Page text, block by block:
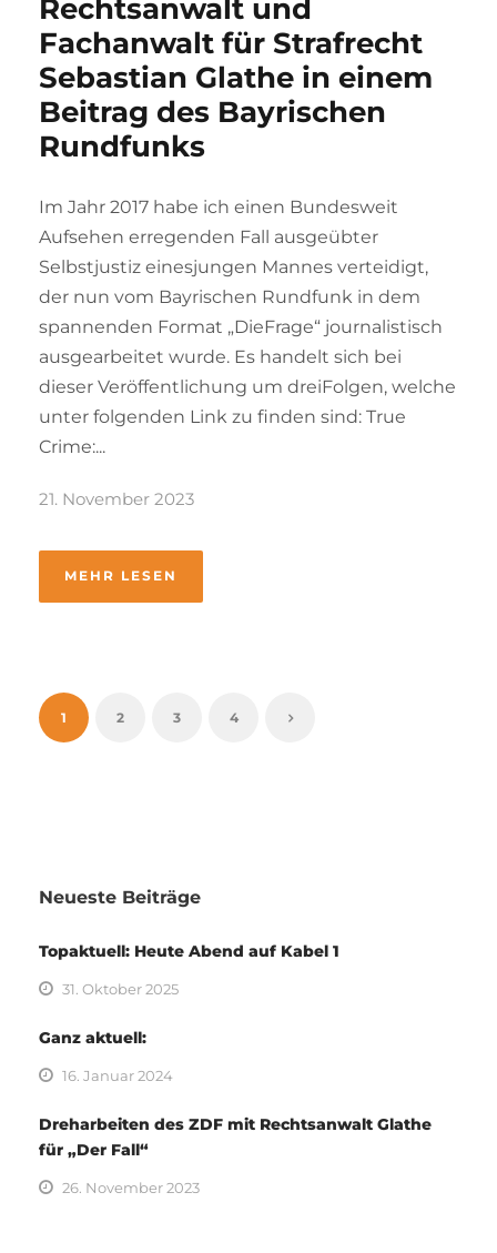
Rechtsanwalt und
Fachanwalt für Strafrecht
Sebastian Glathe in einem
Beitrag des Bayrischen
Rundfunks
Im Jahr 2017 habe ich einen Bundesweit
Aufsehen erregenden Fall ausgeübter
Selbstjustiz einesjungen Mannes verteidigt,
der nun vom Bayrischen Rundfunk in dem
spannenden Format „DieFrage“ journalistisch
ausgearbeitet wurde. Es handelt sich bei
dieser Veröffentlichung um dreiFolgen, welche
unter folgenden Link zu finden sind: True
Crime:...
21. November 2023
MEHR LESEN
1 2 3 4
Neueste Beiträge
Topaktuell: Heute Abend auf Kabel 1
31. Oktober 2025
Ganz aktuell:
16. Januar 2024
Dreharbeiten des ZDF mit Rechtsanwalt Glathe
für „Der Fall“
26. November 2023